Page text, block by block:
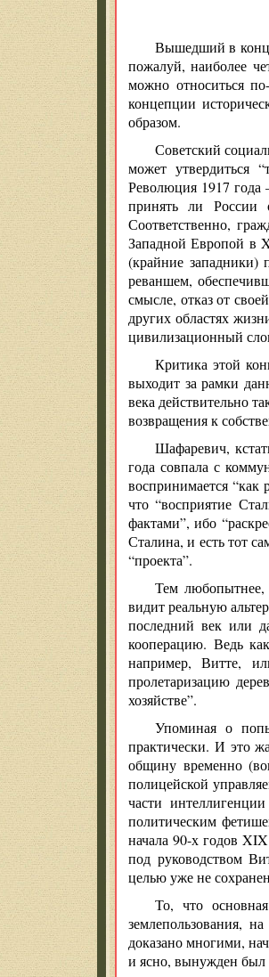
Вышедший в
пожалуй, наиболее
можно относиться
концепции
образом.
Советский
может утвердиться
Революция 1917 года
принять ли России
Соответственно,
Западной Европой в
(крайние западники)
реваншем,
смысле, отказ от
других областях
цивилизационный
Критика этой
выходит за рамки
века действительно
возвращения к
Шафаревич,
года совпала с
воспринимается “как
что “восприятие
фактами”, ибо
Сталина, и есть тот
“проекта”.
Тем любопытнее,
видит реальную
последний век или
кооперацию. Ведь
например, Витте,
пролетаризацию
хозяйстве”.
Упоминая о
практически. И это
общину временно
полицейской
части
политическим
начала 90-х годов
под руководством
целью уже не
То, что
землепользования,
доказано многими,
и ясно, вынужден был